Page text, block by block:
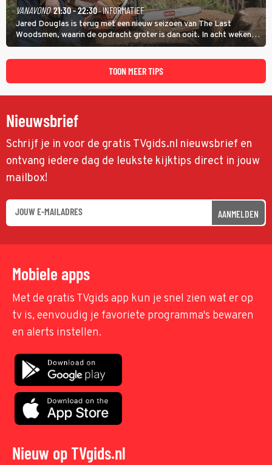
VANAVOND 21:30 - 22:30· INFORMATIEF
Jared Douglas is terug met een nieuw seizoen van The Last
Woodsmen, waarin de opdracht groter is dan ooit. In acht weken
tijd probeert hij een miljoen dollar bij elkaar te vergaren om de
toekomst van het houthakkersbedrijf te verzekeren.
TOON MEER TIPS
Nieuwsbrief
Schrijf je in voor de gratis TVgids.nl nieuwsbrief en
ontvang iedere dag de leukste kijktips direct in jouw
mailbox!
AANMELDEN
Mobiele apps
Met de gratis TVgids app kun je snel zien wat er op
tv is, eenvoudig je favoriete programma's bewaren
en alerts instellen.
Nieuw op TVgids.nl